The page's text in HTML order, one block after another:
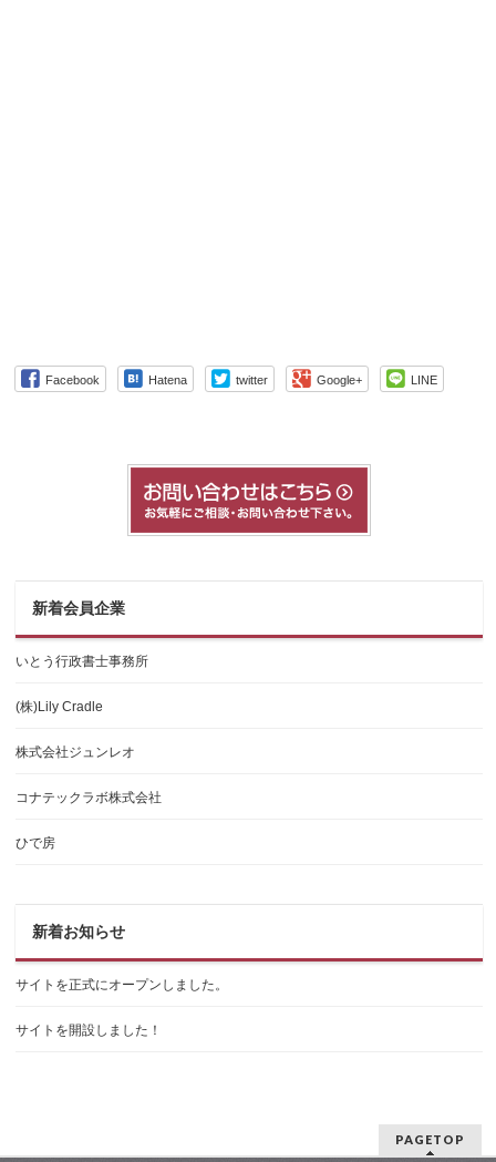
Facebook Hatena twitter Google+ LINE
新着会員企業
いとう行政書士事務所
(株)Lily Cradle
株式会社ジュンレオ
コナテックラボ株式会社
ひで房
新着お知らせ
サイトを正式にオープンしました。
サイトを開設しました！
PAGETOP